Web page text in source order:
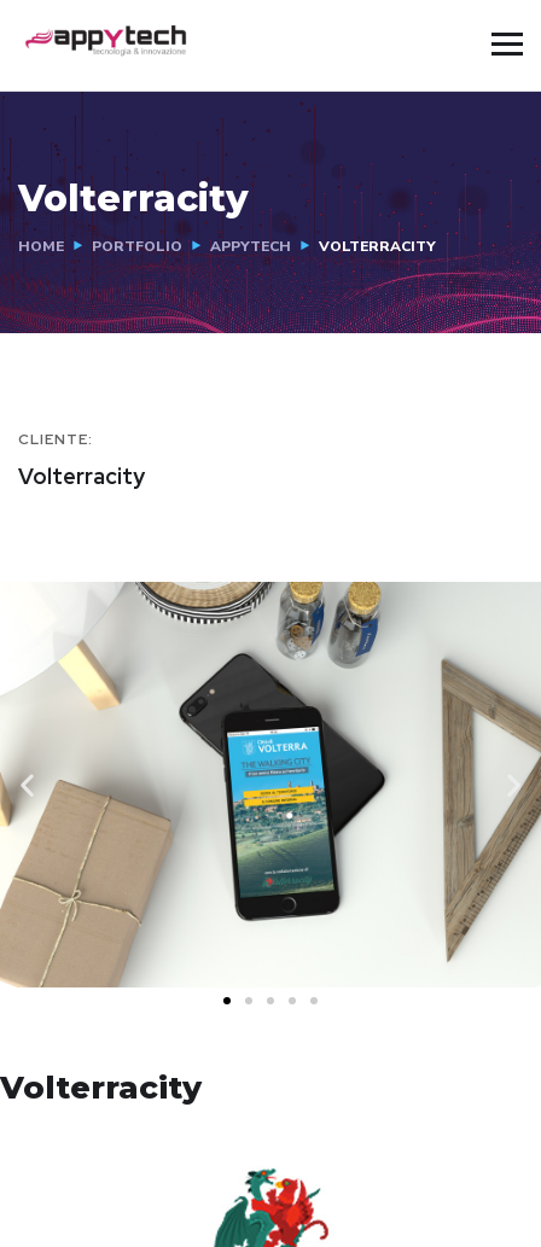
Volterracity
HOME PORTFOLIO APPYTECH VOLTERRACITY
CLIENTE:
Volterracity
Volterracity